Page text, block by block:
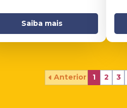
Saiba mais
Anterior 1 2 3